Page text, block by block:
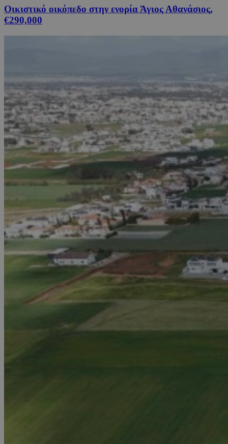
Οικιστικό οικόπεδο στην ενορία Άγιος Αθανάσιος,
€290,000